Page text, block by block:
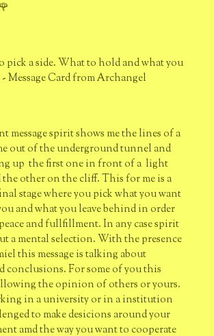
pick a side. What to hold and what you
Card from Archangel
message spirit shows me the lines of a
out of the underground tunnel and
up the first one in front of a light
the other on the cliff. This for me is a
stage where you pick what you want
and what you leave behind in order
and fullfillment. In any case spirit
a mental selection. With the presence
this message is talking about
conclusions. For some of you this
the opinion of others or yours.
in a university or in a institution
to make desicions around your
amd the way you want to cooperate